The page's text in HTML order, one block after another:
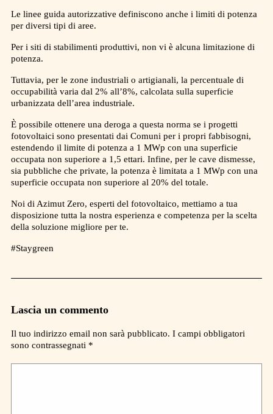
Le linee guida autorizzative definiscono anche i limiti di potenza
per diversi tipi di aree.
Per i siti di stabilimenti produttivi, non vi è alcuna limitazione di
potenza.
Tuttavia, per le zone industriali o artigianali, la percentuale di
occupabilità varia dal 2% all’8%, calcolata sulla superficie
urbanizzata dell’area industriale.
È possibile ottenere una deroga a questa norma se i progetti
fotovoltaici sono presentati dai Comuni per i propri fabbisogni,
estendendo il limite di potenza a 1 MWp con una superficie
occupata non superiore a 1,5 ettari. Infine, per le cave dismesse,
sia pubbliche che private, la potenza è limitata a 1 MWp con una
superficie occupata non superiore al 20% del totale.
Noi di Azimut Zero, esperti del fotovoltaico, mettiamo a tua
disposizione tutta la nostra esperienza e competenza per la scelta
della soluzione migliore per te.
#Staygreen
Lascia un commento
Il tuo indirizzo email non sarà pubblicato. I campi obbligatori
sono contrassegnati *